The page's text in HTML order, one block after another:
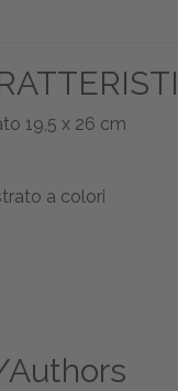
19,5 x 26 cm
a colori